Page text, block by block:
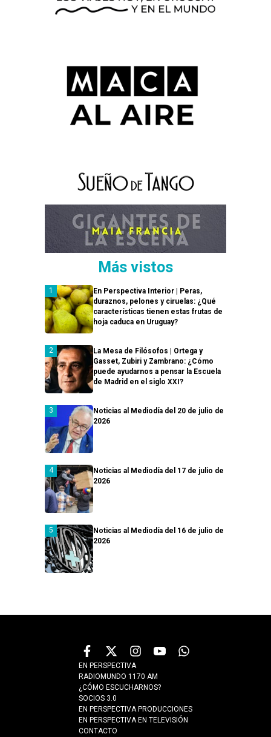
Más vistos
En Perspectiva Interior | Peras,
duraznos, pelones y ciruelas: ¿Qué
características tienen estas frutas de
hoja caduca en Uruguay?
La Mesa de Filósofos | Ortega y
Gasset, Zubiri y Zambrano: ¿Cómo
puede ayudarnos a pensar la Escuela
de Madrid en el siglo XXI?
Noticias al Mediodía del 20 de julio de
2026
Noticias al Mediodía del 17 de julio de
2026
Noticias al Mediodía del 16 de julio de
2026
EN PERSPECTIVA
RADIOMUNDO 1170 AM
¿CÓMO ESCUCHARNOS?
SOCIOS 3.0
EN PERSPECTIVA PRODUCCIONES
EN PERSPECTIVA EN TELEVISIÓN
CONTACTO